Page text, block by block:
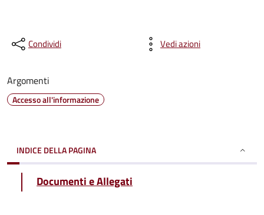
Condividi Vedi azioni
Argomenti
Accesso all'informazione
INDICE DELLA PAGINA
Documenti e Allegati